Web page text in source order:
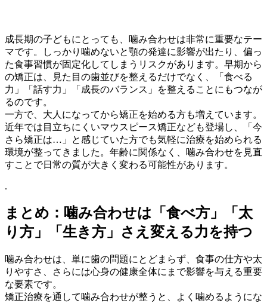
成長期の子どもにとっても、噛み合わせは非常に重要なテー
マです。しっかり噛めないと顎の発達に影響が出たり、偏っ
た食事習慣が固定化してしまうリスクがあります。早期から
の矯正は、見た目の歯並びを整えるだけでなく、「食べる
力」「話す力」「成長のバランス」を整えることにもつなが
るのです。
一方で、大人になってから矯正を始める方も増えています。
近年では目立ちにくいマウスピース矯正なども登場し、「今
さら矯正は…」と感じていた方でも気軽に治療を始められる
環境が整ってきました。年齢に関係なく、噛み合わせを見直
すことで日常の質が大きく変わる可能性があります。
.
まとめ：噛み合わせは「食べ方」「太
り方」「生き方」さえ変える力を持つ
噛み合わせは、単に歯の問題にとどまらず、食事の仕方や太
りやすさ、さらには心身の健康全体にまで影響を与える重要
な要素です。
矯正治療を通して噛み合わせが整うと、よく噛めるようにな